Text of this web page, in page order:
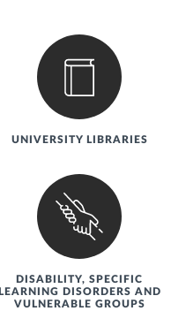
UNIVERSITY LIBRARIES
DISABILITY, SPECIFIC
LEARNING DISORDERS AND
VULNERABLE GROUPS